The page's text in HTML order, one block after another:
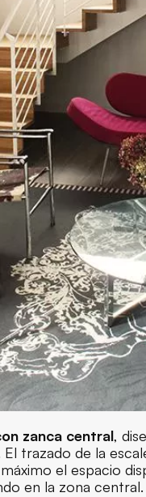
zanca central,
trazado de la
el espacio
en la zona central.